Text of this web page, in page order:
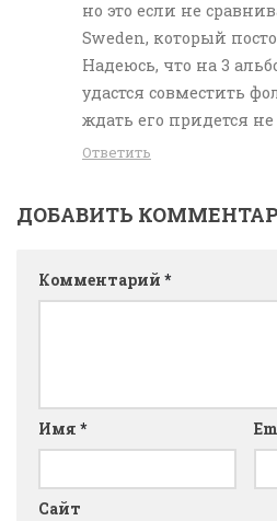
но это если не
Sweden, который
Надеюсь, что на 3
удастся совместить
ждать его придется не
Ответить
ДОБАВИТЬ
Комментарий *
Имя *
Сайт